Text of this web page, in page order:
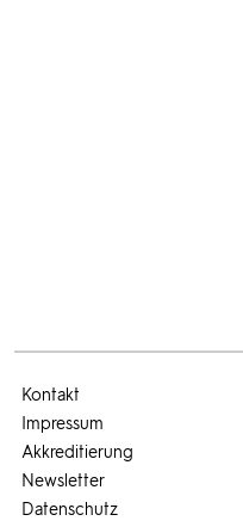
Kontakt
Impressum
Akkreditierung
Newsletter
Datenschutz